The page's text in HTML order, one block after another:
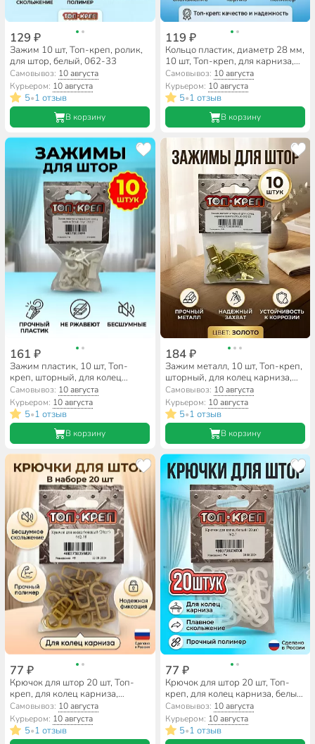
129 ₽
Зажим 10 шт, Топ-креп, ролик,
для штор, белый, 062-33
Самовывоз: 10 августа
Курьером: 10 августа
5•1 отзыв
В корзину
119 ₽
Кольцо пластик, диаметр 28 мм,
10 шт, Топ-креп, для карниза,
белое, 126-1
Самовывоз: 10 августа
Курьером: 10 августа
5•1 отзыв
В корзину
161 ₽
Зажим пластик, 10 шт, Топ-
креп, шторный, для колец
карниза, белый, 062-27
Самовывоз: 10 августа
Курьером: 10 августа
5•1 отзыв
В корзину
184 ₽
Зажим металл, 10 шт, Топ-креп,
шторный, для колец карниза,
золото, 062-23
Самовывоз: 10 августа
Курьером: 10 августа
5•1 отзыв
В корзину
77 ₽
Крючок для штор 20 шт, Топ-
креп, для колец карниза,
бежевый, 062-18
Самовывоз: 10 августа
Курьером: 10 августа
5•1 отзыв
77 ₽
Крючок для штор 20 шт, Топ-
креп, для колец карниза, белый,
062-5
Самовывоз: 10 августа
Курьером: 10 августа
5•1 отзыв